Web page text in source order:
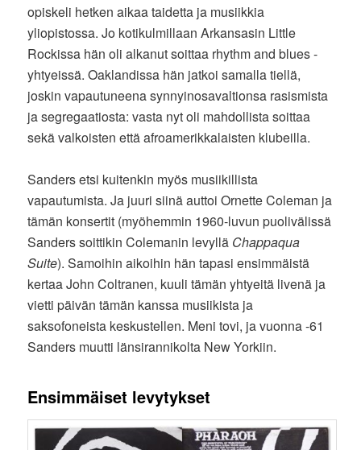
opiskeli hetken aikaa taidetta ja musiikkia
yliopistossa. Jo kotikulmillaan Arkansasin Little
Rockissa hän oli alkanut soittaa rhythm and blues -
yhtyeissä. Oaklandissa hän jatkoi samalla tiellä,
joskin vapautuneena synnyinosavaltionsa rasismista
ja segregaatiosta: vasta nyt oli mahdollista soittaa
sekä valkoisten että afroamerikkalaisten klubeilla.
Sanders etsi kuitenkin myös musiikillista
vapautumista. Ja juuri siinä auttoi Ornette Coleman ja
tämän konsertit (myöhemmin 1960-luvun puolivälissä
Sanders soittikin Colemanin levyllä Chappaqua
Suite). Samoihin aikoihin hän tapasi ensimmäistä
kertaa John Coltranen, kuuli tämän yhtyeitä livenä ja
vietti päivän tämän kanssa musiikista ja
saksofoneista keskustellen. Meni tovi, ja vuonna -61
Sanders muutti länsirannikolta New Yorkiin.
Ensimmäiset levytykset